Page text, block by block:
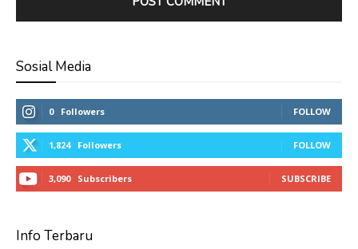
Sosial Media
0 Followers FOLLOW
1,824 Followers FOLLOW
3,090 Subscribers SUBSCRIBE
Info Terbaru